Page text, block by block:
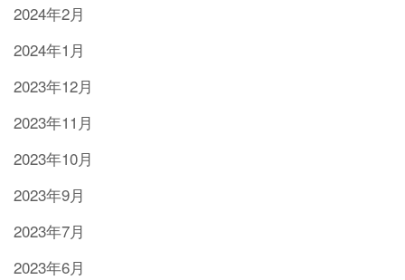
2024年2月
2024年1月
2023年12月
2023年11月
2023年10月
2023年9月
2023年7月
2023年6月